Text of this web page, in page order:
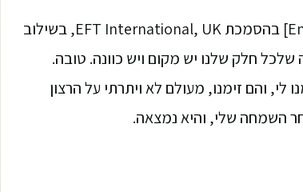
מטפלת בשיטת EFT \ טאפינג [Emotional Freedom Technique] בהסמכת EFT International, UK, בשילוב
והם זימנו, מעולם לא ויתרתי על הרצון
השמחה שלי, והיא נמצאה.